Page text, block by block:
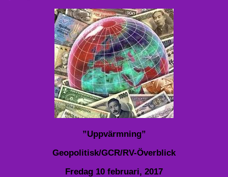
”Uppvärmning”
Geopolitisk/GCR/RV-Överblick
Fredag 10 februari, 2017